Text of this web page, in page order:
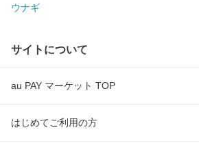
ウナギ
サイトについて
au PAY マーケット TOP
はじめてご利用の方